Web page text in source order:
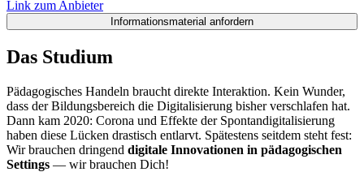
Link zum Anbieter
Das Studium
Pädagogisches Handeln braucht direkte Interaktion. Kein Wunder,
dass der Bildungsbereich die Digitalisierung bisher verschlafen hat.
Dann kam 2020: Corona und Effekte der Spontandigitalisierung
haben diese Lücken drastisch entlarvt. Spätestens seitdem steht fest:
Wir brauchen dringend digitale Innovationen in pädagogischen
Settings — wir brauchen Dich!